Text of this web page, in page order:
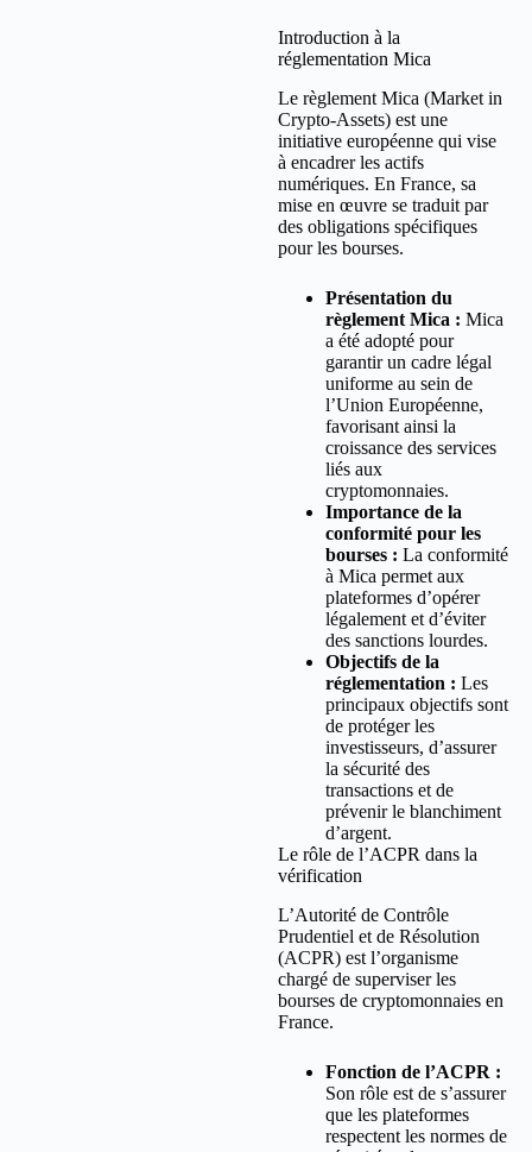
Introduction à la
réglementation Mica
Le règlement Mica (Market in
Crypto-Assets) est une
initiative européenne qui vise
à encadrer les actifs
numériques. En France, sa
mise en œuvre se traduit par
des obligations spécifiques
pour les bourses.
Présentation du
règlement Mica : Mica
a été adopté pour
garantir un cadre légal
uniforme au sein de
l’Union Européenne,
favorisant ainsi la
croissance des services
liés aux
cryptomonnaies.
Importance de la
conformité pour les
bourses : La conformité
à Mica permet aux
plateformes d’opérer
légalement et d’éviter
des sanctions lourdes.
Objectifs de la
réglementation : Les
principaux objectifs sont
de protéger les
investisseurs, d’assurer
la sécurité des
transactions et de
prévenir le blanchiment
d’argent.
Le rôle de l’ACPR dans la
vérification
L’Autorité de Contrôle
Prudentiel et de Résolution
(ACPR) est l’organisme
chargé de superviser les
bourses de cryptomonnaies en
France.
Fonction de l’ACPR :
Son rôle est de s’assurer
que les plateformes
respectent les normes de